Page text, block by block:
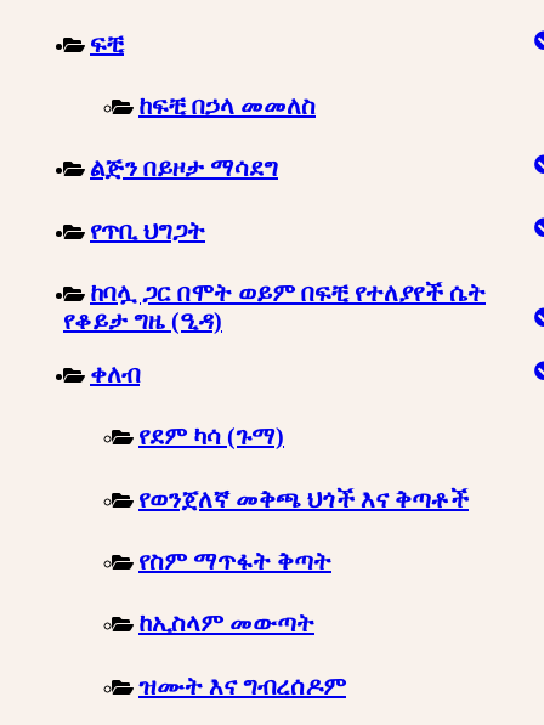
ፍቺ
ከፍቺ በኃላ መመለስ
ልጅን በይዞታ ማሳደግ
የጥቢ ህግጋት
ከባሏ ጋር በሞት ወይም በፍቺ የተለያየች ሴት
የቆይታ ግዜ (ዒዳ)
ቀለብ
የደም ካሳ (ጉማ)
የወንጀለኛ መቅጫ ህጎች እና ቅጣቶች
የስም ማጥፋት ቅጣት
ከኢስላም መውጣት
ዝሙት እና ግብረሰዶም